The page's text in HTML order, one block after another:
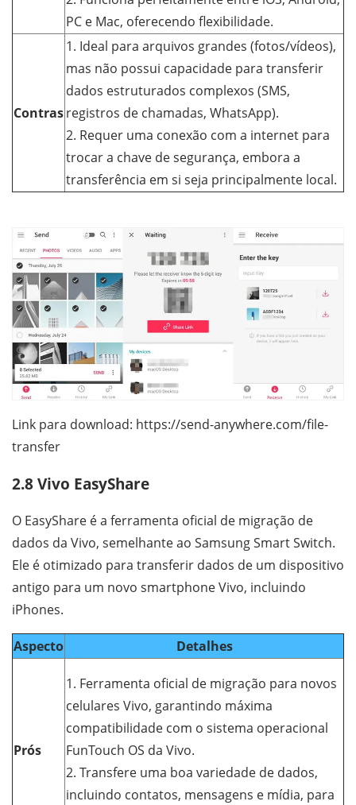
PC e Mac, oferecendo flexibilidade.
Contras
1. Ideal para arquivos grandes (fotos/vídeos),
mas não possui capacidade para transferir
dados estruturados complexos (SMS,
registros de chamadas, WhatsApp).
2. Requer uma conexão com a internet para
trocar a chave de segurança, embora a
transferência em si seja principalmente local.
Link para download: https://send-anywhere.com/file-
transfer
2.8 Vivo EasyShare
O EasyShare é a ferramenta oficial de migração de
dados da Vivo, semelhante ao Samsung Smart Switch.
Ele é otimizado para transferir dados de um dispositivo
antigo para um novo smartphone Vivo, incluindo
iPhones.
Aspecto Detalhes
Prós
1. Ferramenta oficial de migração para novos
celulares Vivo, garantindo máxima
compatibilidade com o sistema operacional
FunTouch OS da Vivo.
2. Transfere uma boa variedade de dados,
incluindo contatos, mensagens e mídia, para